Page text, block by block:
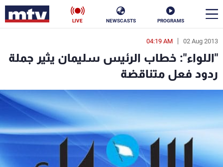
PROGRAMS
NEWSCASTS
LIVE
02 Aug 2013
04:19 AM
"اللواء": خطاب الرئيس سليمان يثير جملة
ردود فعل متناقضة
en
الأخبار
سياسة ناس
إقتصاد
منوعات رياضة
كأس العالم